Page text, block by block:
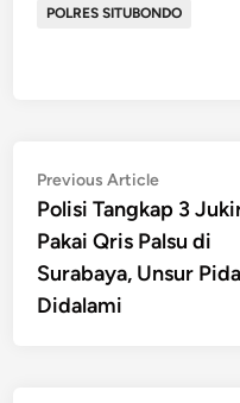
POLRES SITUBONDO
Post
navigation
Previous ArticlePrevious
article:
Polisi Tangkap 3
Pakai Qris Palsu di
Surabaya, Unsur
Didalami